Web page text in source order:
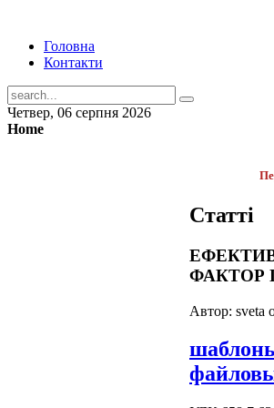
Головна
Контакти
Четвер, 06 серпня 2026
Home
Статті
ФАКТОР
Автор: sveta